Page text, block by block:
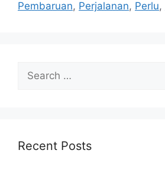
Pembaruan, Perjalanan, Perlu,
Search
for:
Recent Posts